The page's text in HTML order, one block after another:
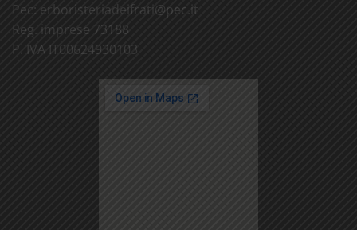
Pec: erboristeriadeifrati@pec.it
Reg. imprese 73188
P. IVA IT00624930103